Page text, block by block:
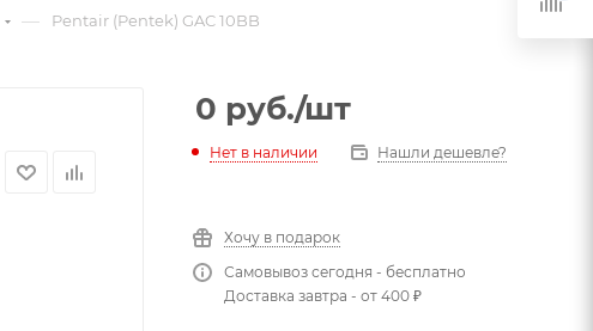
— Pentair (Pentek) GAC 10BB
0 руб./шт
Нет в наличии Нашли дешевле?
Хочу в подарок
Самовывоз сегодня - бесплатно
Доставка завтра - от 400 ₽